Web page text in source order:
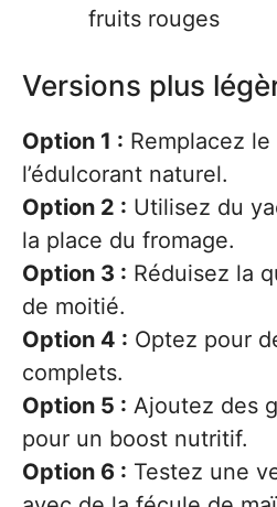
fruits rouges
Versions plus
Option 1 : Remplacez
l’édulcorant naturel.
Option 2 : Utilisez du
la place du fromage.
Option 3 : Réduisez la
de moitié.
Option 4 : Optez pour
complets.
Option 5 : Ajoutez des
pour un boost nutritif.
Option 6 : Testez une